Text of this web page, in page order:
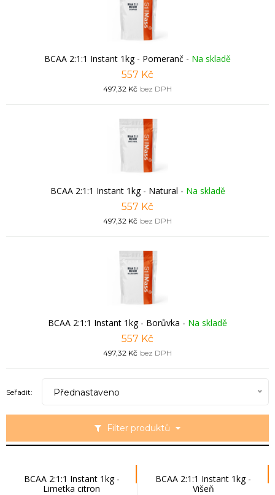
BCAA 2:1:1 Instant 1kg - Pomeranč - Na skladě
557 Kč
497,32 Kč bez DPH
BCAA 2:1:1 Instant 1kg - Natural - Na skladě
557 Kč
497,32 Kč bez DPH
BCAA 2:1:1 Instant 1kg - Borůvka - Na skladě
557 Kč
497,32 Kč bez DPH
Filter produktů
Seřadit: Přednastaveno
BCAA 2:1:1 Instant 1kg -
Limetka citron
BCAA 2:1:1 Instant 1kg -
Višeň